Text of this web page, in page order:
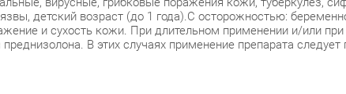
ул.
детский возраст (до 1 года).С осторожностью:
и сухость кожи. При длительном применении и/или
В этих случаях применение препарата следует